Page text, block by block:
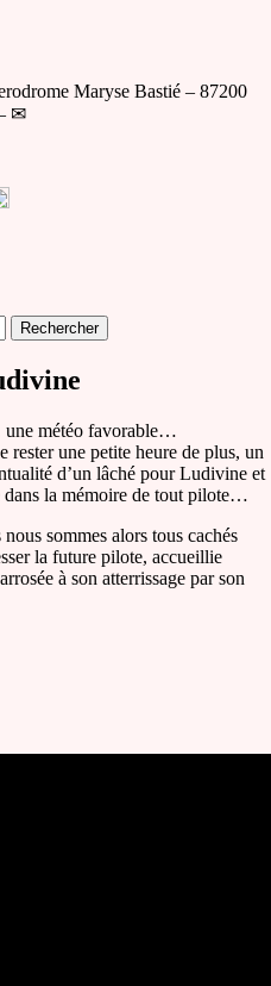
Maryse Bastié – 87200
✉
météo favorable…
rester une petite heure de plus, un
d’un lâché pour Ludivine et
dans la mémoire de tout pilote…
sommes alors tous cachés
la future pilote, accueillie
à son atterrissage par son